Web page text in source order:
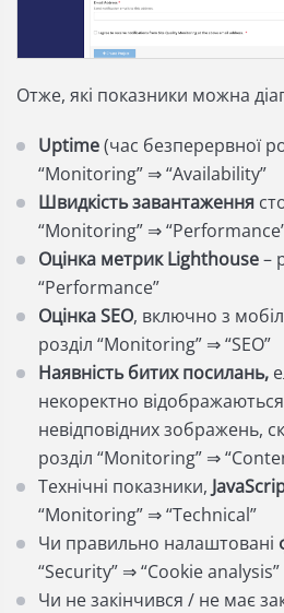
Отже, які показники можна
Uptime(час безперервної
“Monitoring” ⇒ “Availability”
Швидкість завантаження
“Monitoring” ⇒
Оцінка метрик Lighthouse–
“Performance”
Оцінка SEO, включно з
розділ “Monitoring” ⇒ “SEO”
Наявність битих посилань,
некоректно
невідповідних зображень,
розділ “Monitoring” ⇒
Технічні показники,
“Monitoring” ⇒ “Technical”
Чи правильно налаштовані
“Security” ⇒ “Cookie analysis”
Чи не закінчився / не має